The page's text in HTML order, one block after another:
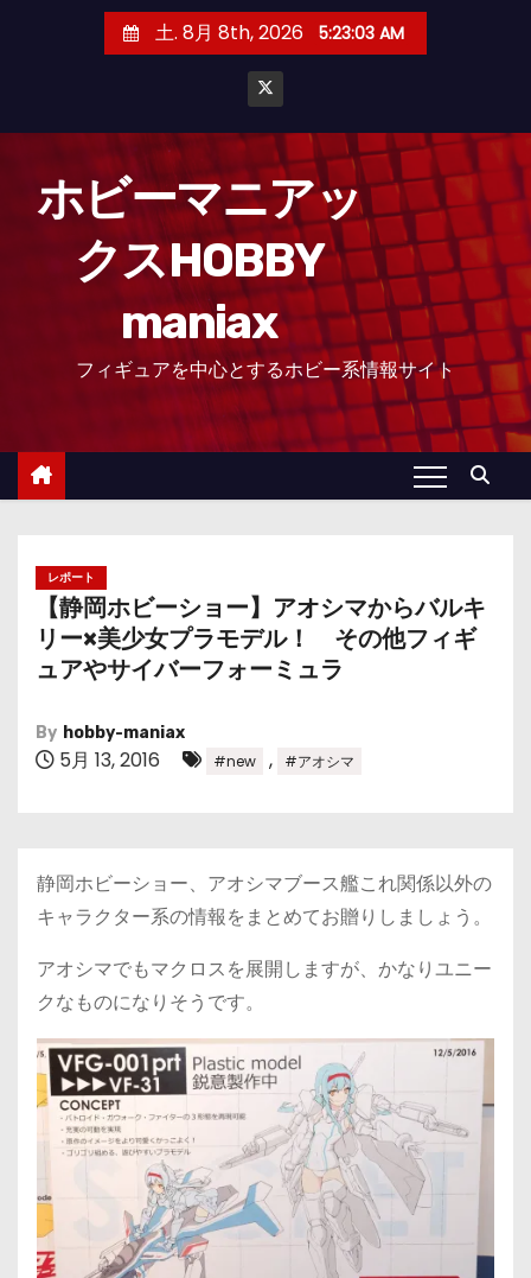
土. 8月 8th, 2026 5:23:04 AM
ホビーマニアッ
クスHOBBY
maniax
フィギュアを中心とするホビー系情報サイト
レポート
【静岡ホビーショー】アオシマからバルキ
リー×美少女プラモデル！ その他フィギ
ュアやサイバーフォーミュラ
By hobby-maniax
5月 13, 2016 #new , #アオシマ
静岡ホビーショー、アオシマブース艦これ関係以外の
キャラクター系の情報をまとめてお贈りしましょう。
アオシマでもマクロスを展開しますが、かなりユニー
クなものになりそうです。